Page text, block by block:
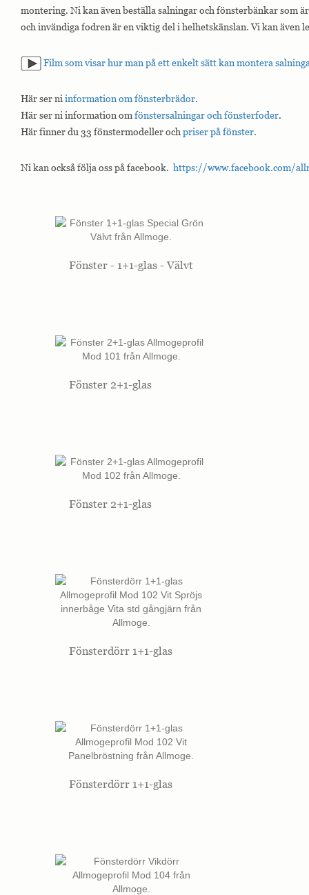
montering. Ni kan även beställa salningar och fönsterbänkar som
och invändiga fodren är en viktig del i helhetskänslan. Vi kan även
Film som visar hur man på ett enkelt sätt kan montera
Här ser niinformation om fönsterbrädor.
Här ser ni information omfönstersalningar och fönsterfoder.
Här finner du 33 fönstermodeller ochpriser på fönster.
Ni kan också följa oss på facebook. https://www.facebook.com/
Fönster - 1+1-glas - Välvt
Fönster 2+1-glas
Fönster 2+1-glas
Fönsterdörr 1+1-glas
Fönsterdörr 1+1-glas